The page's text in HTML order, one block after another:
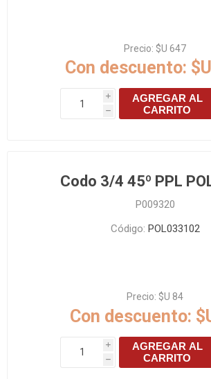
Precio: $U 647
Con descuento:
i
h
AGREGAR AL
CARRITO
Codo 3/4 45º PPL
P009320
Código: POL033102
Precio: $U 84
Con descuento:
i
h
AGREGAR AL
CARRITO